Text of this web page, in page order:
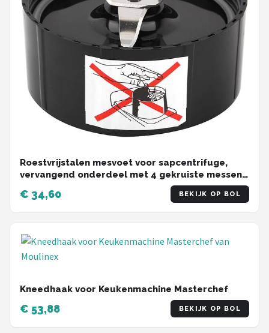
Roestvrijstalen mesvoet voor sapcentrifuge,
vervangend onderdeel met 4 gekruiste messen -
€ 34,60 BEKIJK OP BOL
Kneedhaak voor Keukenmachine Masterchef
€ 53,88 BEKIJK OP BOL